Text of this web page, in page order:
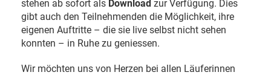
stehen ab sofort als Download zur Verfügung. Dies
gibt auch den Teilnehmenden die Möglichkeit, ihre
eigenen Auftritte – die sie live selbst nicht sehen
konnten – in Ruhe zu geniessen.
Wir möchten uns von Herzen bei allen Läuferinnen